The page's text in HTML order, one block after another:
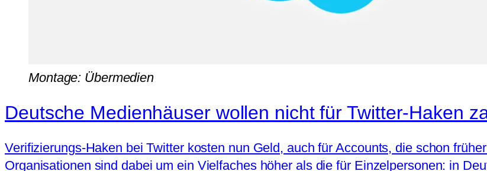
Montage: Übermedien
Deutsche Medienhäuser wollen nicht für Twitter-Haken
Verifizierungs-Haken bei Twitter kosten nun Geld, auch für Accounts, die schon
Organisationen sind dabei um ein Vielfaches höher als die für Einzelpersonen: in